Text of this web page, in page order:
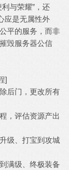
利与荣耀”，还
应是无属性外
平的服务，而非
毁服务器公信
]
后门，更改所有
，评估资源产出
级、打宝到攻城
满级、终极装备